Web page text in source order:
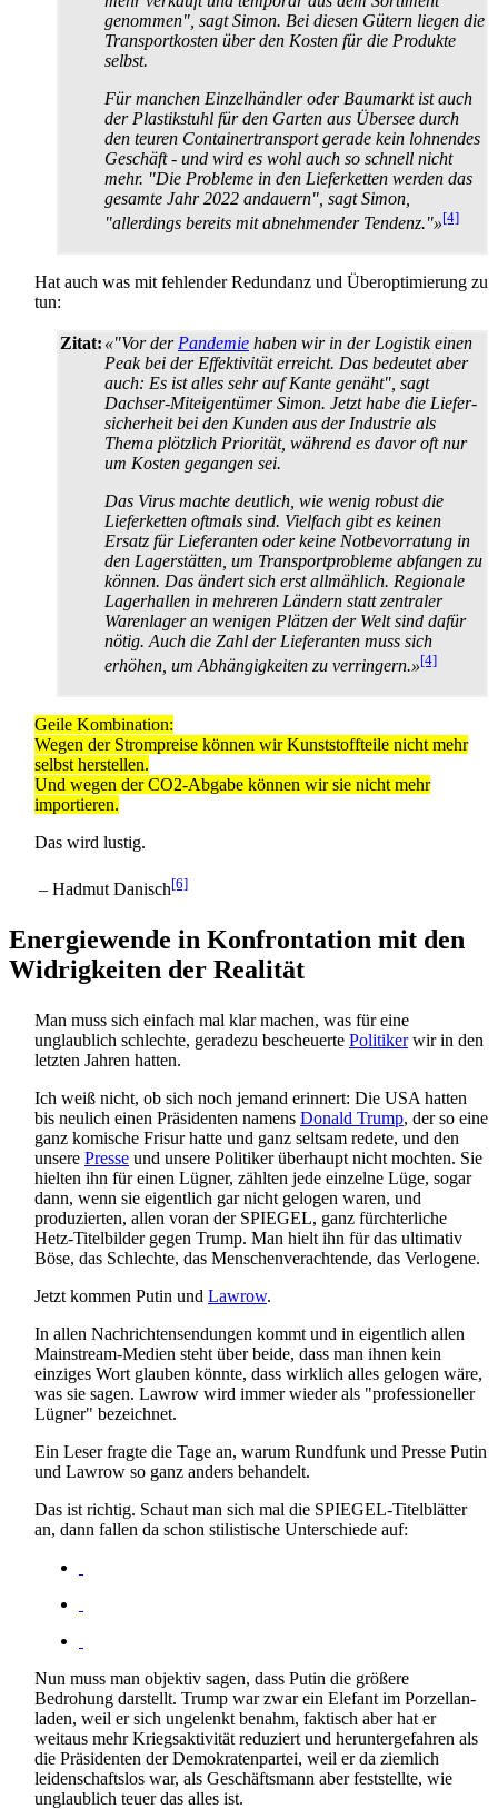
genommen", sagt Simon. Bei diesen Gütern liegen die
Transport­kosten über den Kosten für die Produkte
selbst.
Für manchen Einzelhändler oder Baumarkt ist auch
der Plastikstuhl für den Garten aus Übersee durch
den teuren Container­transport gerade kein lohnendes
Geschäft - und wird es wohl auch so schnell nicht
mehr. "Die Probleme in den Liefer­ketten werden das
gesamte Jahr 2022 andauern", sagt Simon,
"allerdings bereits mit abnehmender Tendenz."»[4]
Hat auch was mit fehlender Redundanz und Überoptimierung zu
tun:
Zitat: «"Vor der Pandemie haben wir in der Logistik einen
Peak bei der Effektivität erreicht. Das bedeutet aber
auch: Es ist alles sehr auf Kante genäht", sagt
Dachser-Miteigentümer Simon. Jetzt habe die Liefer­
sicherheit bei den Kunden aus der Industrie als
Thema plötzlich Priorität, während es davor oft nur
um Kosten gegangen sei.
Das Virus machte deutlich, wie wenig robust die
Lieferketten oftmals sind. Vielfach gibt es keinen
Ersatz für Lieferanten oder keine Not­bevorratung in
den Lagerstätten, um Transport­probleme abfangen zu
können. Das ändert sich erst allmählich. Regionale
Lagerhallen in mehreren Ländern statt zentraler
Warenlager an wenigen Plätzen der Welt sind dafür
nötig. Auch die Zahl der Lieferanten muss sich
erhöhen, um Abhängigkeiten zu verringern.»[4]
Geile Kombination:
Wegen der Strompreise können wir Kunststoffteile nicht mehr
selbst herstellen.
Und wegen der CO2-Abgabe können wir sie nicht mehr
importieren.
Das wird lustig.
– Hadmut Danisch[6]
Energiewende in Konfrontation mit den
Widrigkeiten der Realität
Man muss sich einfach mal klar machen, was für eine
unglaublich schlechte, geradezu bescheuerte Politikerwir in den
letzten Jahren hatten.
Ich weiß nicht, ob sich noch jemand erinnert: Die USA hatten
bis neulich einen Präsidenten namens Donald Trump, der so eine
ganz komische Frisur hatte und ganz seltsam redete, und den
unsere Presse und unsere Politiker überhaupt nicht mochten. Sie
hielten ihn für einen Lügner, zählten jede einzelne Lüge, sogar
dann, wenn sie eigentlich gar nicht gelogen waren, und
produzierten, allen voran der SPIEGEL, ganz fürchterliche
Hetz-Titel­bilder gegen Trump. Man hielt ihn für das ultimativ
Böse, das Schlechte, das Menschen­verachtende, das Verlogene.
Jetzt kommen Putin und Lawrow.
In allen Nachrichtensendungen kommt und in eigentlich allen
Mainstream-Medien steht über beide, dass man ihnen kein
einziges Wort glauben könnte, dass wirklich alles gelogen wäre,
was sie sagen. Lawrow wird immer wieder als "professioneller
Lügner" bezeichnet.
Ein Leser fragte die Tage an, warum Rundfunk und Presse Putin
und Lawrow so ganz anders behandelt.
Das ist richtig. Schaut man sich mal die SPIEGEL-Titelblätter
an, dann fallen da schon stilistische Unterschiede auf:
Nun muss man objektiv sagen, dass Putin die größere
Bedrohung darstellt. Trump war zwar ein Elefant im Porzellan­
laden, weil er sich ungelenkt benahm, faktisch aber hat er
weitaus mehr Kriegs­aktivität reduziert und herunter­gefahren als
die Präsidenten der Demokraten­partei, weil er da ziemlich
leidenschaftslos war, als Geschäftsmann aber feststellte, wie
unglaublich teuer das alles ist.